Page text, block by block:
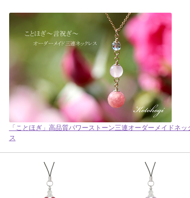
「ことほぎ」高品質パワーストーン三連オーダーメイドネッ
ス